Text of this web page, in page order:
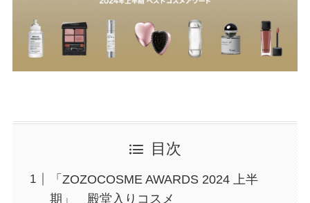
目次
「ZOZOCOSME AWARDS 2024 上半
期」 殿堂入りコスメ